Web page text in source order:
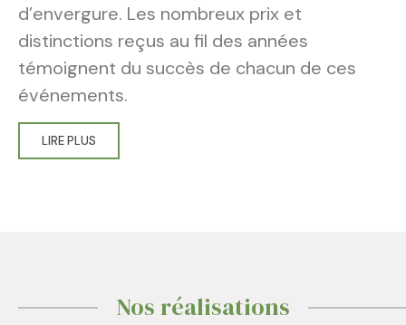
d’envergure. Les nombreux prix et
distinctions reçus au fil des années
témoignent du succès de chacun de ces
événements.
LIRE PLUS
Nos réalisations​